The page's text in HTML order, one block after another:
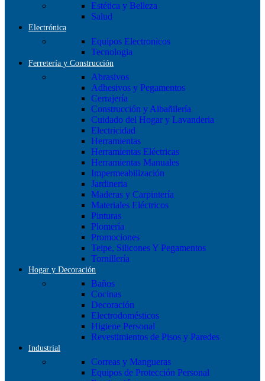
Estética y Belleza
Salud
Electrónica
Equipos Electronicos
Tecnologia
Ferretería y Construcción
Abrasivos
Adhesivos y Pegamentos
Cerrajería
Construcción y Albañilería
Cuidado del Hogar y Lavanderia
Electricidad
Herramientas
Herramientas Eléctricas
Herramientas Manuales
Impermeabilización
Jardineria
Maderas y Carpintería
Materiales Eléctricos
Pinturas
Plomería
Promociones
Teipe, Silicones Y Pegamentos
Tornillería
Hogar y Decoración
Baños
Cocinas
Decoración
Electrodomésticos
Higiene Personal
Revestimientos de Pisos y Paredes
Industrial
Correas y Mangueras
Equipos de Protección Personal